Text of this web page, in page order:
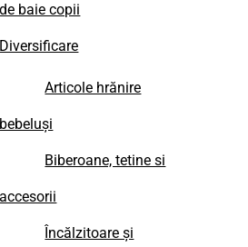
de baie copii
Diversificare
Articole hrănire
bebeluși
Biberoane, tetine si
accesorii
Încălzitoare și